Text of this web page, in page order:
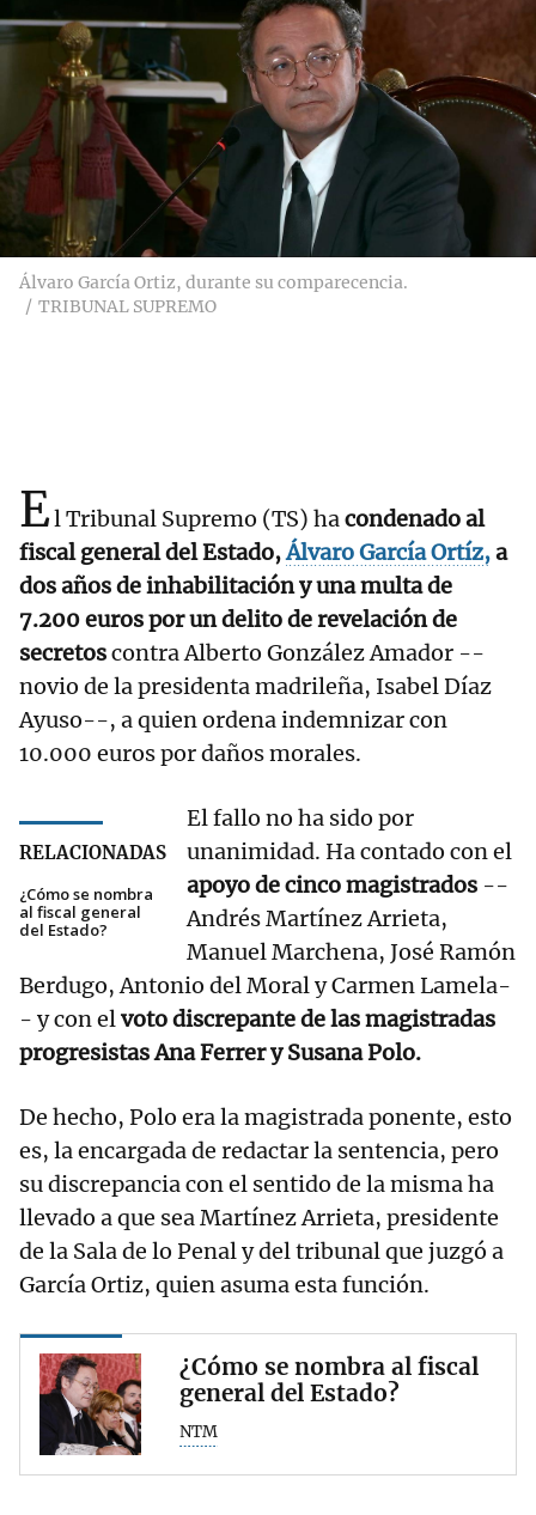
Álvaro García Ortiz, durante su comparecencia.
TRIBUNAL SUPREMO
El Tribunal Supremo (TS) hacondenado al
fiscal general del Estado,Álvaro García Ortíz,a
dos años de inhabilitación y una multa de
7.200 euros por un delito de revelación de
secretoscontra Alberto González Amador --
novio de la presidenta madrileña, Isabel Díaz
Ayuso--, a quien ordena indemnizar con
10.000 euros por daños morales.
RELACIONADAS
¿Cómo se nombra
al fiscal general
del Estado?
El fallo no ha sido por
unanimidad. Ha contado con el
apoyo de cinco magistrados --
Andrés Martínez Arrieta,
Manuel Marchena, José Ramón
Berdugo, Antonio del Moral y Carmen Lamela-
- y con elvoto discrepante de las magistradas
progresistas Ana Ferrer y Susana Polo.
De hecho, Polo era la magistrada ponente, esto
es, la encargada de redactar la sentencia, pero
su discrepancia con el sentido de la misma ha
llevado a que sea Martínez Arrieta, presidente
de la Sala de lo Penal y del tribunal que juzgó a
García Ortiz, quien asuma esta función.
¿Cómo se nombra al fiscal
general del Estado?
NTM